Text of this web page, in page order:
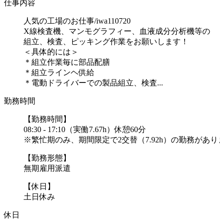
仕事内容
人気の工場のお仕事/iwa110720
X線検査機、マンモグラフィー、血液成分分析機等の
組立、検査、ピッキング作業をお願いします！
＜具体的には＞
＊組立作業毎に部品配膳
＊組立ラインヘ供給
＊電動ドライバーでの製品組立、検査...
勤務時間
【勤務時間】
08:30 - 17:10（実働7.67h）休憩60分
※繁忙期のみ、期間限定で2交替（7.92h）の勤務があり
【勤務形態】
無期雇用派遣
【休日】
土日休み
休日